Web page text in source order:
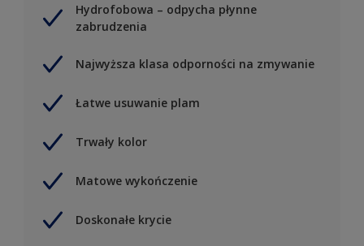
Hydrofobowa – odpycha płynne
zabrudzenia
Najwyższa klasa odporności na zmywanie
Łatwe usuwanie plam
Trwały kolor
Matowe wykończenie
Doskonałe krycie